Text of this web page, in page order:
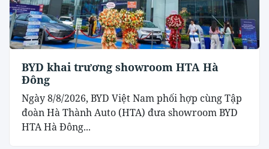
BYD khai trương showroom HTA Hà
Đông
Ngày 8/8/2026, BYD Việt Nam phối hợp cùng Tập
đoàn Hà Thành Auto (HTA) đưa showroom BYD
HTA Hà Đông...